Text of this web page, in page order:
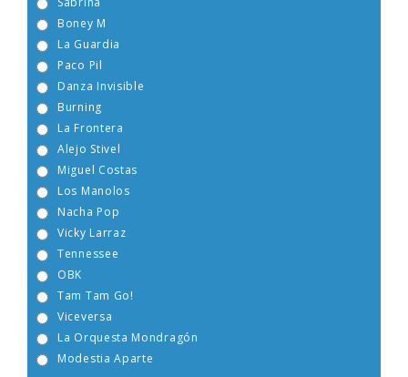
Boney M
Burning
Alejo Stivel
Miguel Costas
Nacha Pop
Vicky Larraz
La Orquesta Mondragón
Modestia Aparte